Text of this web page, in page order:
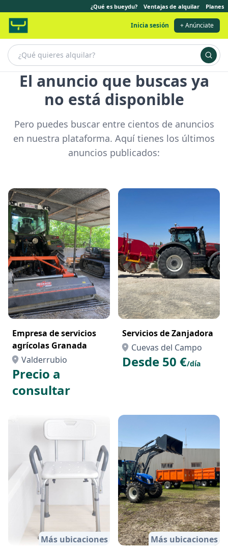
¿Qué es bueydu? Ventajas de alquilar Planes
Inicia sesión + Anúnciate
El anuncio que buscas ya
no está disponible
Pero puedes buscar entre cientos de anuncios
en nuestra plataforma. Aquí tienes los últimos
anuncios publicados:
Empresa de servicios
agrícolas Granada
Valderrubio
Precio a
consultar
Servicios de Zanjadora
Cuevas del Campo
Desde 50 €/día
Más ubicaciones
Más ubicaciones